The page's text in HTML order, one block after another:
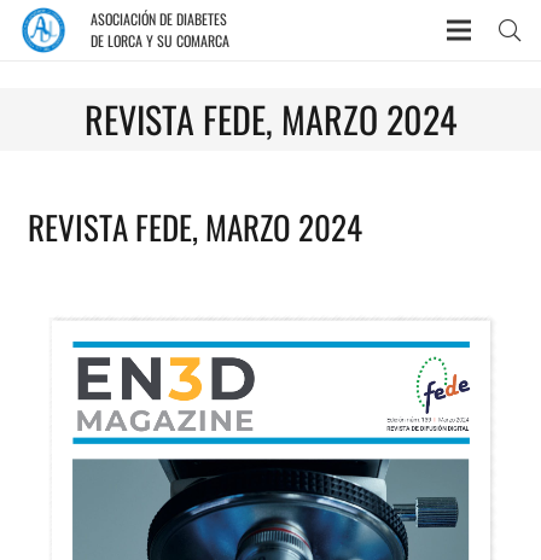
ASOCIACIÓN DE DIABETES
DE LORCA Y SU COMARCA
REVISTA FEDE, MARZO 2024
REVISTA FEDE, MARZO 2024